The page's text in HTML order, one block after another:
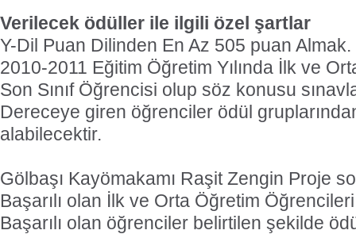
Verilecek ödüller ile ilgili özel şartlar
Y-Dil Puan Dilinden En Az 505 puan Almak.
2010-2011 Eğitim Öğretim Yılında İlk ve
Son Sınıf Öğrencisi olup söz konusu
Dereceye giren öğrenciler ödül
alabilecektir.
Gölbaşı Kayömakamı Raşit Zengin Proje
Başarılı olan İlk ve Orta Öğretim
Başarılı olan öğrenciler belirtilen şekilde